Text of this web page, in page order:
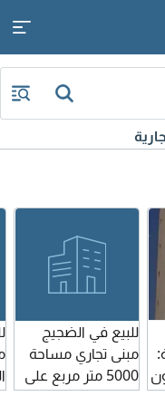
للبيع في الضجيج
مبنى تجاري مساحة
5000 متر مربع على
الدائري السادس